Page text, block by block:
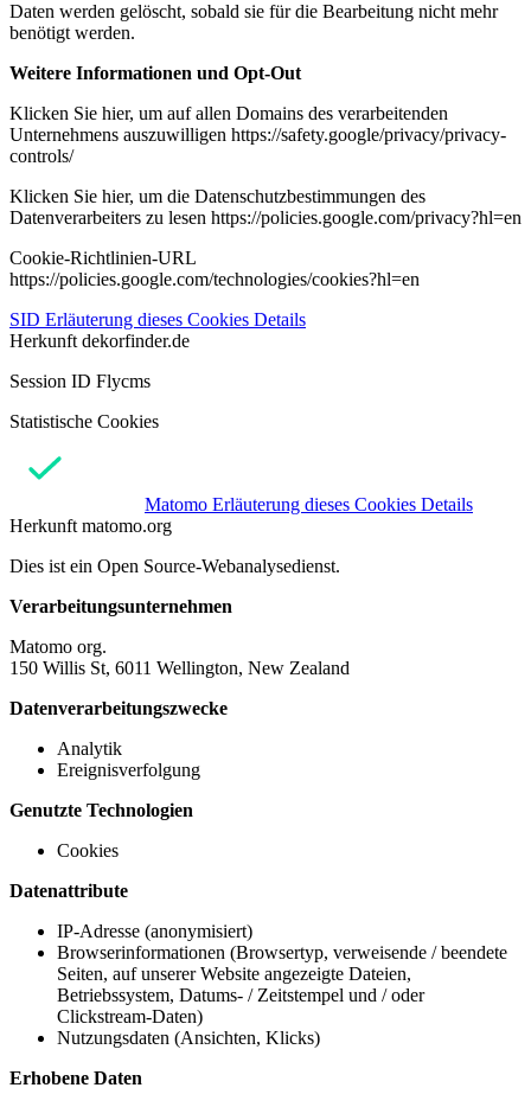
Daten werden gelöscht, sobald sie für die Bearbeitung nicht mehr
benötigt werden.
Weitere Informationen und Opt-Out
Klicken Sie hier, um auf allen Domains des verarbeitenden
Unternehmens auszuwilligen https://safety.google/privacy/privacy-
controls/
Klicken Sie hier, um die Datenschutzbestimmungen des
Datenverarbeiters zu lesen https://policies.google.com/privacy?hl=en
Cookie-Richtlinien-URL
https://policies.google.com/technologies/cookies?hl=en
SID Erläuterung dieses Cookies Details
Herkunft dekorfinder.de
Session ID Flycms
Statistische Cookies
Matomo Erläuterung dieses Cookies Details
Herkunft matomo.org
Dies ist ein Open Source-Webanalysedienst.
Verarbeitungsunternehmen
Matomo org.
150 Willis St, 6011 Wellington, New Zealand
Datenverarbeitungszwecke
Analytik
Ereignisverfolgung
Genutzte Technologien
Cookies
Datenattribute
IP-Adresse (anonymisiert)
Browserinformationen (Browsertyp, verweisende / beendete
Seiten, auf unserer Website angezeigte Dateien,
Betriebssystem, Datums- / Zeitstempel und / oder
Clickstream-Daten)
Nutzungsdaten (Ansichten, Klicks)
Erhobene Daten